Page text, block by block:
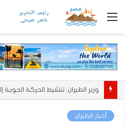
القائمة
سكان مايوركا الإسبانية
أخبار الطيران